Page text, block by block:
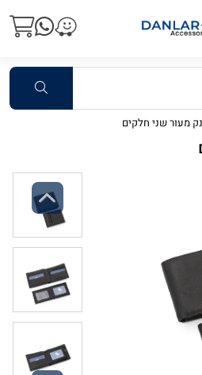
מעור שני חלקים
Previous